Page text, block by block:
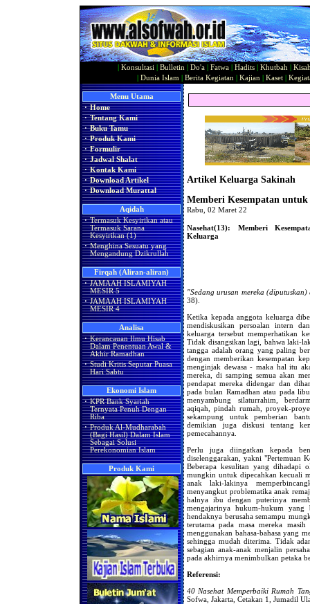
Konsultasi Bulletin Do'a Fatwa Hadits Khutbah
Dunia Islam Berita Kegiatan Kajian Kaset|
Menu Utama
· Home
· Tentang Kami
· Buku Tamu
· Produk Kami
· Formulir
· Jadwal Shalat
· Kontak Kami
· Download Artikel
· Download Murattal
Aqidah
· Termasuk Kesyirikan atau
Termasuk Sarana
Kesyirikan (1)
· Menghina Sesuatu yang
Mengandung Dzikrullah
Firqah (Aliran-aliran)
· JAMAAH ISLAMIYAH
MESIR 5
· JAMAAH ISLAMIYAH
MESIR 4
Analisa
· Kerancauan Ilmu Hisab
Dalam Penentuan Awal &
Akhir Ramadhan
· Studi Kritis Seputar Puasa
Hari Sabtu
Ekonomi Islam
· KPR Bank Syariah
Ternyata Penuh Dengan
Riba
· Produk Al-Mudharabah
(Bagi Hasil) Dalam Islam
Sebagai Solusi
Perekonomian Islam
Produk Kami
Artikel Keluarga Sakinah
Memberi Kesempatan
Rabu, 02 Maret 22
Nasehat(13): Memberi
Keluarga
"Sedang urusan mereka
38).
Ketika kepada anggota keluarga
mendiskusikan persoalan intern
keluarga tersebut memperhatikan
Tidak disangsikan lagi, bahwa laki-
tangga adalah orang yang paling
dengan memberikan kesempatan
menginjak dewasa - maka hal itu
mereka, di samping semua akan
pendapat mereka didengar dan
pada bulan Ramadhan atau pada
menyambung silaturrahim,
aqiqah, pindah rumah, proyek-
sekampung untuk pemberian
demikian juga diskusi tentang
pemecahannya.
Perlu juga diingatkan kepada
diselenggarakan, yakni "Pertemuan
Beberapa kesulitan yang dihadapi
mungkin untuk dipecahkan kecuali
anak laki-lakinya
menyangkut problematika anak
halnya ibu dengan puterinya
mengajarinya hukum-hukum
hendaknya berusaha semampu
terutama pada masa mereka
menggunakan bahasa-bahasa yang
sehingga mudah diterima. Tidak
sebagian anak-anak menjalin
pada akhirnya menimbulkan petaka
Referensi:
40 Nasehat Memperbaiki Rumah
Sofwa, Jakarta, Cetakan 1, Jumadil